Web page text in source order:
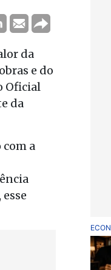
da
e do
Oficial
da
a